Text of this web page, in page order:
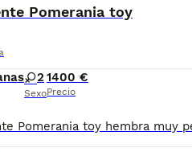
Pomerania toy
2
Sexo
1400 €
Precio